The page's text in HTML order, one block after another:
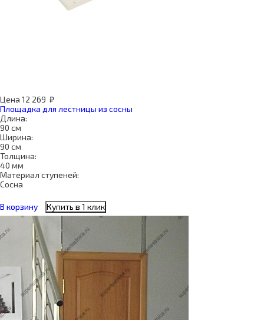
Цена 12 269 ₽
Площадка для лестницы из сосны
Длина:
90 см
Ширина:
90 см
Толщина:
40 мм
Материал ступеней:
Сосна
В корзину Купить в 1 клик